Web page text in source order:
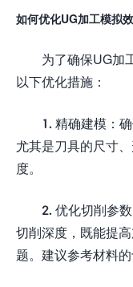
如何优化UG加工模拟
为了确保UG加
以下优化措施：
1. 精确建模：
尤其是刀具的尺寸
度。
2. 优化切削参
切削深度，既能提
题。建议参考材料的